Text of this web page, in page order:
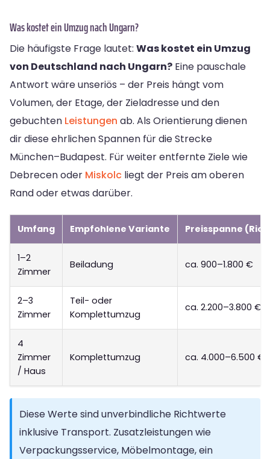
Was kostet ein Umzug nach Ungarn?
Die häufigste Frage lautet: Was kostet ein Umzug
von Deutschland nach Ungarn? Eine pauschale
Antwort wäre unseriös – der Preis hängt vom
Volumen, der Etage, der Zieladresse und den
gebuchten Leistungen ab. Als Orientierung dienen
dir diese ehrlichen Spannen für die Strecke
München–Budapest. Für weiter entfernte Ziele wie
Debrecen oder Miskolc liegt der Preis am oberen
Rand oder etwas darüber.
Umfang Empfohlene Variante Preisspanne
1–2
Zimmer
Beiladung ca. 900–1.800 €
2–3
Zimmer
Teil- oder
Komplettumzug
ca. 2.200–3.800 €
4
Zimmer
/ Haus
Komplettumzug ca. 4.000–6.500 €
Diese Werte sind unverbindliche Richtwerte
inklusive Transport. Zusatzleistungen wie
Verpackungsservice, Möbelmontage, ein